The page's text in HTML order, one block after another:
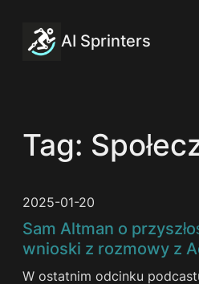
treści
AI Sprinters
Tag:
2025-01-20
Sam Altman o
wnioski z rozmowy z
W ostatnim odcinku